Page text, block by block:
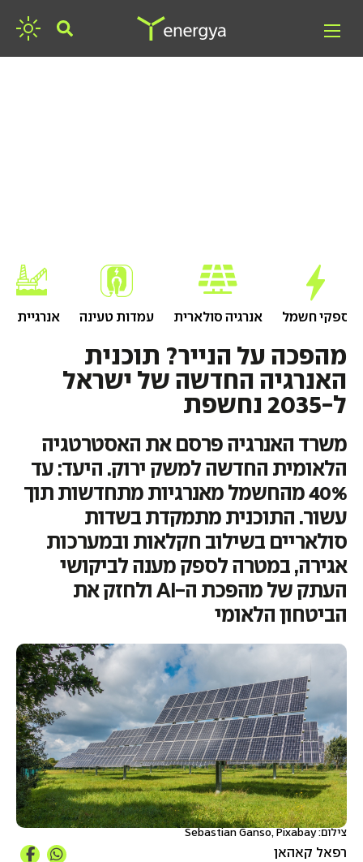
ספקי חשמל אנרגיה סולארית עמדות טעינה אנרגיית גז
מהפכה על הנייר? תוכנית
האנרגיה החדשה של ישראל
ל-2035 נחשפת
משרד האנרגיה פרסם את האסטרטגיה
הלאומית החדשה למשק ירוק. היעד: עד
40% מהחשמל מאנרגיות מתחדשות תוך
עשור. התוכנית מתמקדת בשדות
סולאריים בשילוב חקלאות ובמערכות
אגירה, במטרה לספק מענה לביקושי
העתק של מהפכת ה-AI ולחזק את
הביטחון הלאומי
צילום: Sebastian Ganso, Pixabay
רפאל קאהאן